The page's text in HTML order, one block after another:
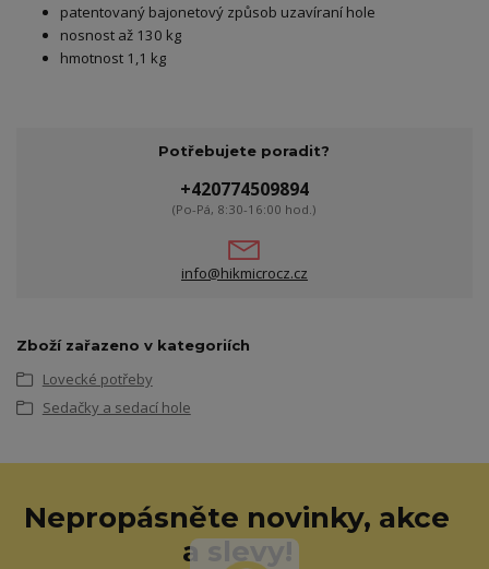
patentovaný bajonetový způsob uzavíraní hole
nosnost až 130 kg
hmotnost 1,1 kg
Potřebujete poradit?
+420774509894
(Po-Pá, 8:30-16:00 hod.)
info@hikmicrocz.cz
Zboží zařazeno v kategoriích
Lovecké potřeby
Sedačky a sedací hole
Nepropásněte novinky, akce
a slevy!